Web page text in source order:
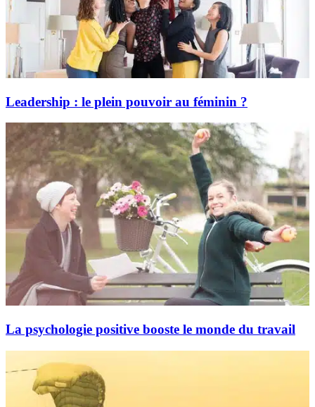
Leadership : le plein pouvoir au féminin ?
La psychologie positive booste le monde du travail